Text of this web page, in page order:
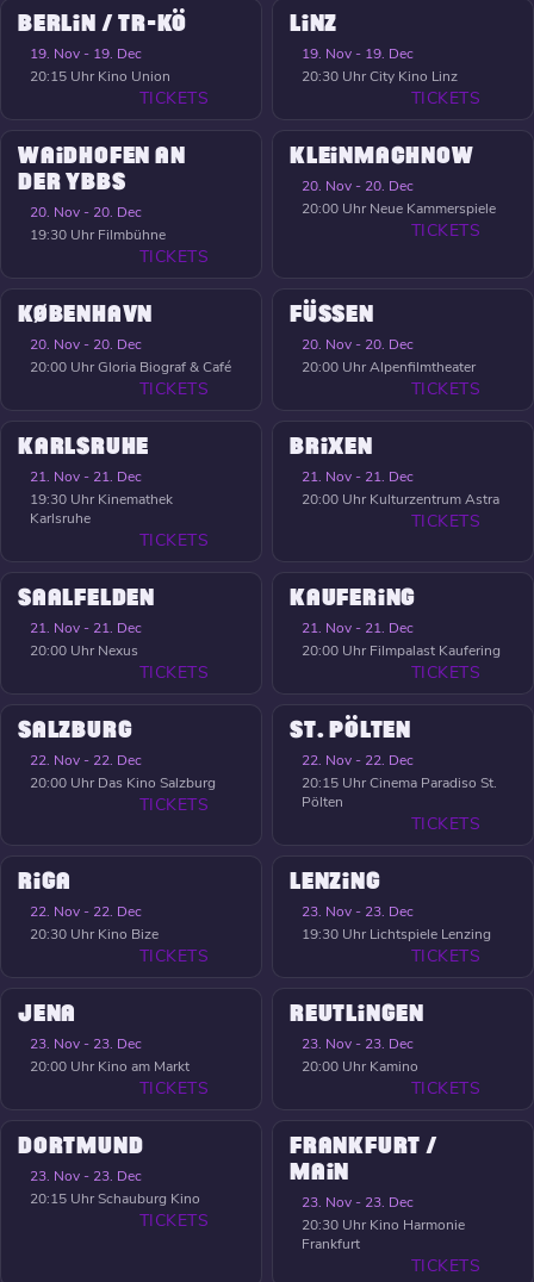
BERLIN / TR-KÖ
19. Nov - 19. Dec
20:15 Uhr Kino Union
TICKETS
LINZ
19. Nov - 19. Dec
20:30 UhrCity Kino Linz
TICKETS
WAIDHOFEN AN
DER YBBS
20. Nov - 20. Dec
19:30 Uhr Filmbühne
TICKETS
KLEINMACHNOW
20. Nov - 20. Dec
20:00 Uhr Neue Kammerspiele
TICKETS
KØBENHAVN
20. Nov - 20. Dec
20:00 UhrGloria Biograf & Café
TICKETS
FÜSSEN
20. Nov - 20. Dec
20:00 UhrAlpenfilmtheater
TICKETS
KARLSRUHE
21. Nov - 21. Dec
19:30 Uhr Kinemathek
Karlsruhe
TICKETS
BRIXEN
21. Nov - 21. Dec
20:00 Uhr Kulturzentrum Astra
TICKETS
SAALFELDEN
21. Nov - 21. Dec
20:00 Uhr Nexus
TICKETS
KAUFERING
21. Nov - 21. Dec
20:00 Uhr Filmpalast Kaufering
TICKETS
SALZBURG
22. Nov - 22. Dec
20:00 Uhr Das Kino Salzburg
TICKETS
ST. PÖLTEN
22. Nov - 22. Dec
20:15 UhrCinema Paradiso St.
Pölten
TICKETS
RIGA
22. Nov - 22. Dec
20:30 Uhr Kino Bize
TICKETS
LENZING
23. Nov - 23. Dec
19:30 Uhr Lichtspiele Lenzing
TICKETS
JENA
23. Nov - 23. Dec
20:00 Uhr Kino am Markt
TICKETS
REUTLINGEN
23. Nov - 23. Dec
20:00 Uhr Kamino
TICKETS
DORTMUND
23. Nov - 23. Dec
20:15 UhrSchauburg Kino
TICKETS
FRANKFURT /
MAIN
23. Nov - 23. Dec
20:30 Uhr Kino Harmonie
Frankfurt
TICKETS